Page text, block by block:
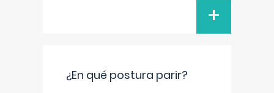
+
¿En qué postura parir?